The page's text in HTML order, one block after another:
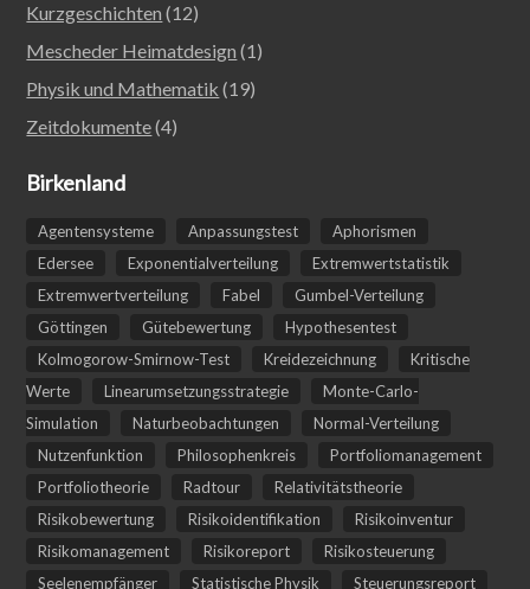
Kurzgeschichten (12)
Mescheder Heimatdesign (1)
Physik und Mathematik (19)
Zeitdokumente(4)
Birkenland
Agentensysteme Anpassungstest
Aphorismen
Edersee
Exponentialverteilung
Extremwertstatistik
Extremwertverteilung
Fabel
Gumbel-Verteilung
Göttingen
Gütebewertung
Hypothesentest
Kolmogorow-Smirnow-Test
Kreidezeichnung
Kritische
Werte
Linearumsetzungsstrategie
Monte-Carlo-
Simulation
Naturbeobachtungen
Normal-Verteilung
Nutzenfunktion
Philosophenkreis
Portfoliomanagement
Portfoliotheorie
Radtour
Relativitätstheorie
Risikobewertung
Risikoidentifikation
Risikoinventur
Risikomanagement
Risikoreport
Risikosteuerung
Seelenempfänger
Statistische Physik Steuerungsreport